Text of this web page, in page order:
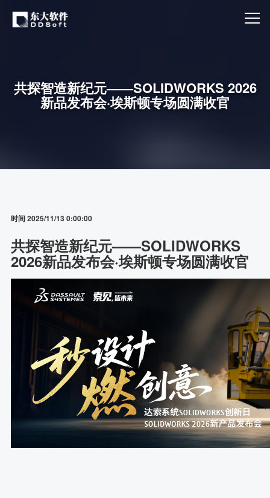
共探智造新纪元——SOLIDWORKS 2026
新品发布会·埃斯顿专场圆满收官
时间 2025/11/13 0:00:00
共探智造新纪元——SOLIDWORKS
2026新品发布会·埃斯顿专场圆满收官